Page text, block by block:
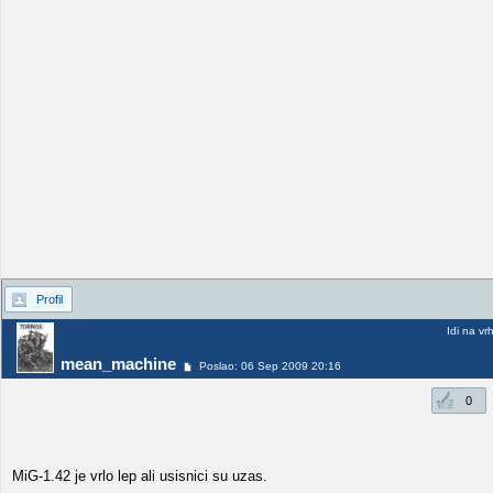
Profil
mean_machine Poslao: 06 Sep 2009 20:16
Idi na vrh
0
MiG-1.42 je vrlo lep ali usisnici su uzas.